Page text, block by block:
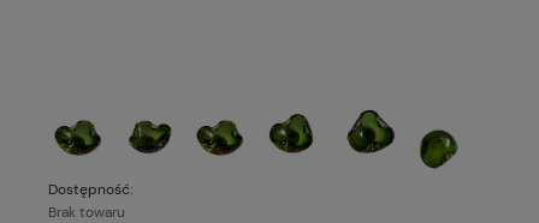
Dostępność:
Brak towaru